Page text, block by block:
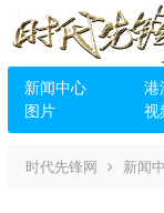
新闻中心 港
图片
视
时代先锋网 新闻